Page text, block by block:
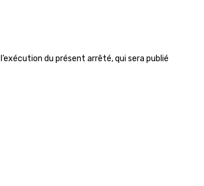
du présent arrêté, qui sera publié